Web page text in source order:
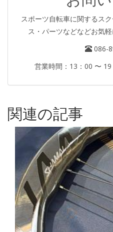
スポーツ自転車に関するス
ス・パーツなどなどお気
086-
営業時間：13：00 〜 19
関連の記事